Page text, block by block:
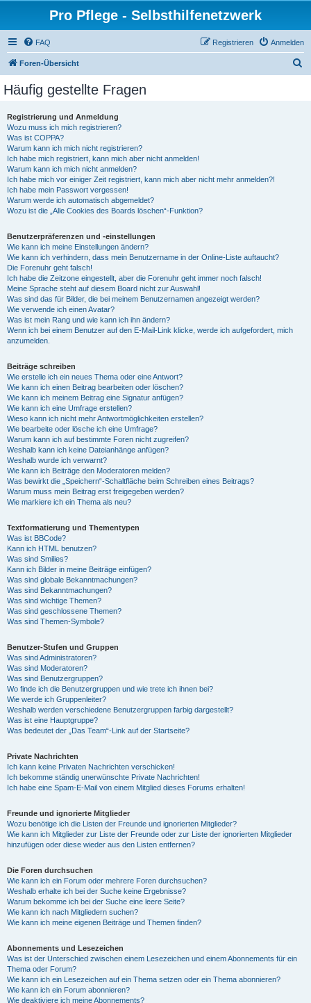
Pro Pflege - Selbsthilfenetzwerk
FAQ Anmelden
Registrieren
Foren-Übersicht
Häufig gestellte Fragen
Registrierung und Anmeldung
Wozu muss ich mich registrieren?
Was ist COPPA?
Warum kann ich mich nicht registrieren?
Ich habe mich registriert, kann mich aber nicht anmelden!
Warum kann ich mich nicht anmelden?
Ich habe mich vor einiger Zeit registriert, kann mich aber nicht mehr anmelden?!
Ich habe mein Passwort vergessen!
Warum werde ich automatisch abgemeldet?
Wozu ist die „Alle Cookies des Boards löschen“-Funktion?
Benutzerpräferenzen und -einstellungen
Wie kann ich meine Einstellungen ändern?
Wie kann ich verhindern, dass mein Benutzername in der Online-Liste auftaucht?
Die Forenuhr geht falsch!
Ich habe die Zeitzone eingestellt, aber die Forenuhr geht immer noch falsch!
Meine Sprache steht auf diesem Board nicht zur Auswahl!
Was sind das für Bilder, die bei meinem Benutzernamen angezeigt werden?
Wie verwende ich einen Avatar?
Was ist mein Rang und wie kann ich ihn ändern?
Wenn ich bei einem Benutzer auf den E-Mail-Link klicke, werde ich aufgefordert, mich
anzumelden.
Beiträge schreiben
Wie erstelle ich ein neues Thema oder eine Antwort?
Wie kann ich einen Beitrag bearbeiten oder löschen?
Wie kann ich meinem Beitrag eine Signatur anfügen?
Wie kann ich eine Umfrage erstellen?
Wieso kann ich nicht mehr Antwortmöglichkeiten erstellen?
Wie bearbeite oder lösche ich eine Umfrage?
Warum kann ich auf bestimmte Foren nicht zugreifen?
Weshalb kann ich keine Dateianhänge anfügen?
Weshalb wurde ich verwarnt?
Wie kann ich Beiträge den Moderatoren melden?
Was bewirkt die „Speichern“-Schaltfläche beim Schreiben eines Beitrags?
Warum muss mein Beitrag erst freigegeben werden?
Wie markiere ich ein Thema als neu?
Textformatierung und Thementypen
Was ist BBCode?
Kann ich HTML benutzen?
Was sind Smilies?
Kann ich Bilder in meine Beiträge einfügen?
Was sind globale Bekanntmachungen?
Was sind Bekanntmachungen?
Was sind wichtige Themen?
Was sind geschlossene Themen?
Was sind Themen-Symbole?
Benutzer-Stufen und Gruppen
Was sind Administratoren?
Was sind Moderatoren?
Was sind Benutzergruppen?
Wo finde ich die Benutzergruppen und wie trete ich ihnen bei?
Wie werde ich Gruppenleiter?
Weshalb werden verschiedene Benutzergruppen farbig dargestellt?
Was ist eine Hauptgruppe?
Was bedeutet der „Das Team“-Link auf der Startseite?
Private Nachrichten
Ich kann keine Privaten Nachrichten verschicken!
Ich bekomme ständig unerwünschte Private Nachrichten!
Ich habe eine Spam-E-Mail von einem Mitglied dieses Forums erhalten!
Freunde und ignorierte Mitglieder
Wozu benötige ich die Listen der Freunde und ignorierten Mitglieder?
Wie kann ich Mitglieder zur Liste der Freunde oder zur Liste der ignorierten Mitglieder
hinzufügen oder diese wieder aus den Listen entfernen?
Die Foren durchsuchen
Wie kann ich ein Forum oder mehrere Foren durchsuchen?
Weshalb erhalte ich bei der Suche keine Ergebnisse?
Warum bekomme ich bei der Suche eine leere Seite?
Wie kann ich nach Mitgliedern suchen?
Wie kann ich meine eigenen Beiträge und Themen finden?
Abonnements und Lesezeichen
Was ist der Unterschied zwischen einem Lesezeichen und einem Abonnements für ein
Thema oder Forum?
Wie kann ich ein Lesezeichen auf ein Thema setzen oder ein Thema abonnieren?
Wie kann ich ein Forum abonnieren?
Wie deaktiviere ich meine Abonnements?